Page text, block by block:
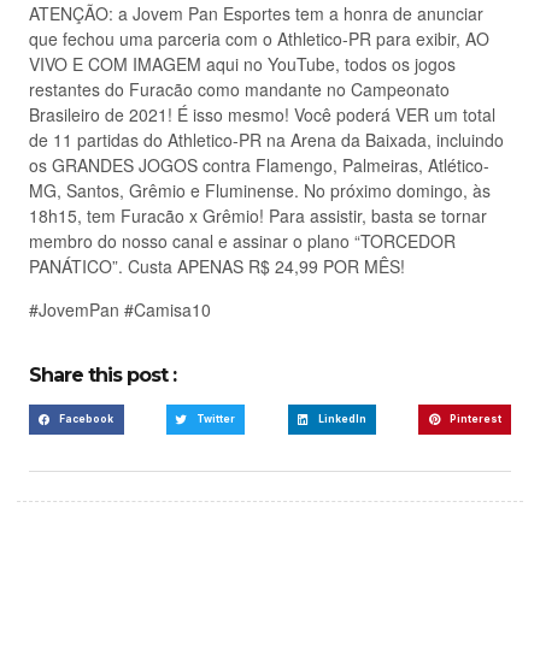
ATENÇÃO: a Jovem Pan Esportes tem a honra de anunciar
que fechou uma parceria com o Athletico-PR para exibir, AO
VIVO E COM IMAGEM aqui no YouTube, todos os jogos
restantes do Furacão como mandante no Campeonato
Brasileiro de 2021! É isso mesmo! Você poderá VER um total
de 11 partidas do Athletico-PR na Arena da Baixada, incluindo
os GRANDES JOGOS contra Flamengo, Palmeiras, Atlético-
MG, Santos, Grêmio e Fluminense. No próximo domingo, às
18h15, tem Furacão x Grêmio! Para assistir, basta se tornar
membro do nosso canal e assinar o plano “TORCEDOR
PANÁTICO”. Custa APENAS R$ 24,99 POR MÊS!
#JovemPan #Camisa10
Share this post :
Facebook Twitter LinkedIn Pinterest